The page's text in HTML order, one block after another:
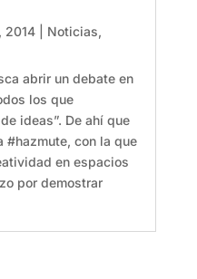
2014| Noticias,
abrir un debate en
los que
ideas”. De ahí que
#hazmute, con la que
en espacios
por demostrar